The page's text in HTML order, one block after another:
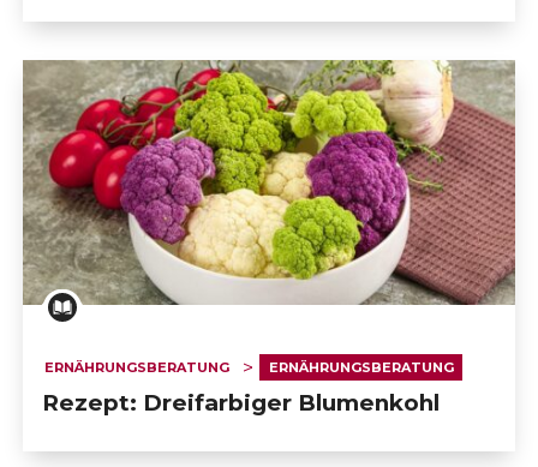
ERNÄHRUNGSBERATUNG ERNÄHRUNGSBERATUNG
Rezept: Dreifarbiger Blumenkohl